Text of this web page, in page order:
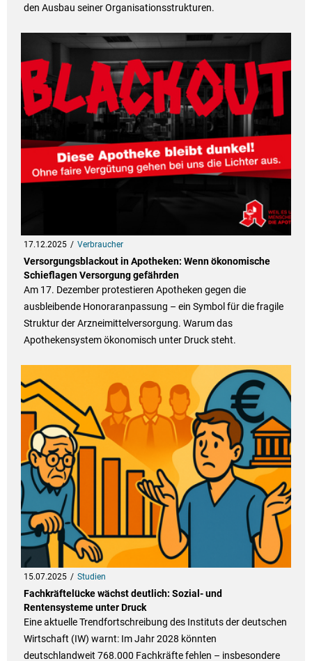
den Ausbau seiner Organisationsstrukturen.
17.12.2025 Verbraucher
Versorgungsblackout in Apotheken: Wenn ökonomische
Schieflagen Versorgung gefährden
Am 17. Dezember protestieren Apotheken gegen die
ausbleibende Honoraranpassung – ein Symbol für die fragile
Struktur der Arzneimittelversorgung. Warum das
Apothekensystem ökonomisch unter Druck steht.
15.07.2025 Studien
Fachkräftelücke wächst deutlich: Sozial- und
Rentensysteme unter Druck
Eine aktuelle Trendfortschreibung des Instituts der deutschen
Wirtschaft (IW) warnt: Im Jahr 2028 könnten
deutschlandweit 768.000 Fachkräfte fehlen – insbesondere